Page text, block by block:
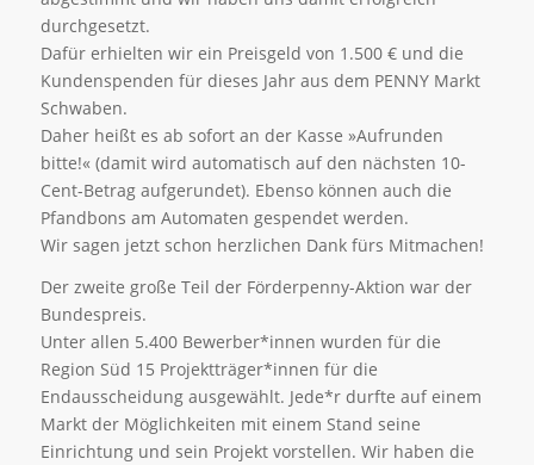
durchgesetzt.
Dafür erhielten wir ein Preisgeld von 1.500 € und die
Kundenspenden für dieses Jahr aus dem PENNY Markt
Schwaben.
Daher heißt es ab sofort an der Kasse »Aufrunden
bitte!« (damit wird automatisch auf den nächsten 10-
Cent-Betrag aufgerundet). Ebenso können auch die
Pfandbons am Automaten gespendet werden.
Wir sagen jetzt schon herzlichen Dank fürs Mitmachen!
Der zweite große Teil der Förderpenny-Aktion war der
Bundespreis.
Unter allen 5.400 Bewerber*innen wurden für die
Region Süd 15 Projektträger*innen für die
Endausscheidung ausgewählt. Jede*r durfte auf einem
Markt der Möglichkeiten mit einem Stand seine
Einrichtung und sein Projekt vorstellen. Wir haben die